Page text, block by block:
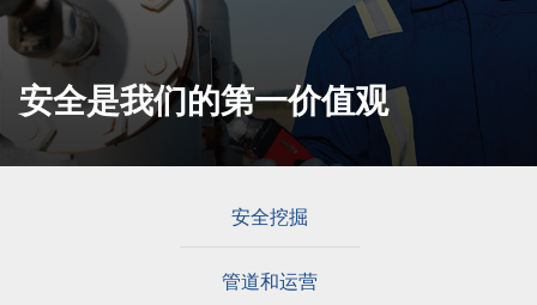
安全是我们的第一价值观
安全挖掘
管道和运营